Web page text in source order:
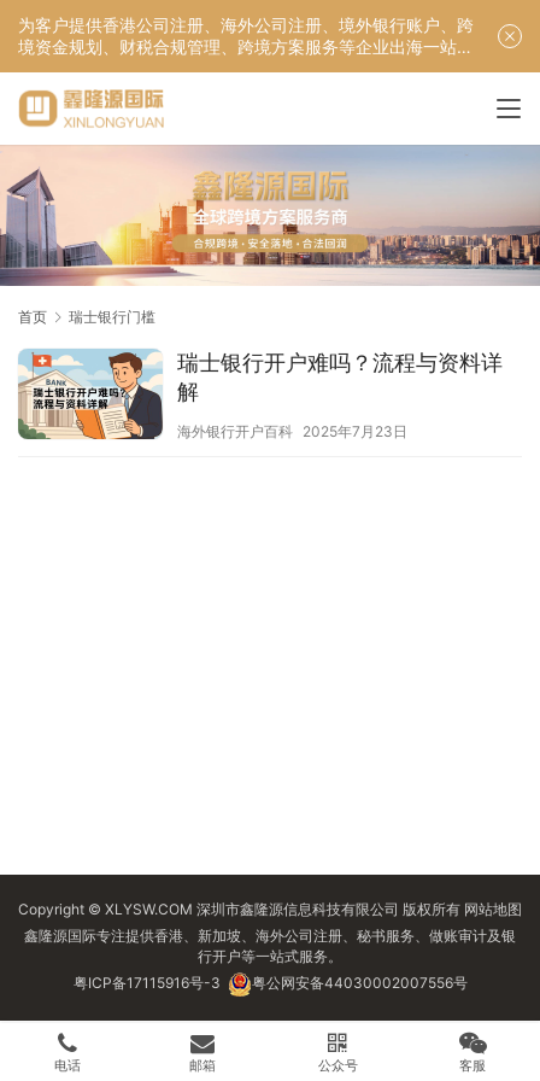
为客户提供香港公司注册、海外公司注册、境外银行账户、跨
境资金规划、财税合规管理、跨境方案服务等企业出海一站式
服务！
首页 瑞士银行门槛
瑞士银行开户难吗？流程与资料详
解
海外银行开户百科 2025年7月23日
Copyright © XLYSW.COM 深圳市鑫隆源信息科技有限公司 版权所有 网站地图
鑫隆源国际专注提供香港、新加坡、海外公司注册、秘书服务、做账审计及银
行开户等一站式服务。
粤ICP备17115916号-3
粤公网安备44030002007556号
电话 邮箱 公众号 客服